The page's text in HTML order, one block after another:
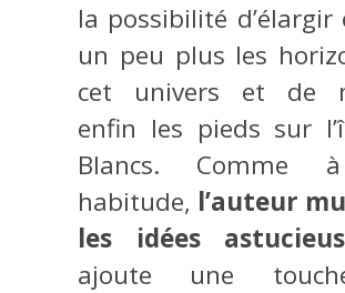
la possibilité d’élargir
un peu plus les
cet univers et de
enfin les pieds sur
Blancs. Comme
habitude, l’auteur
les idées
ajoute une